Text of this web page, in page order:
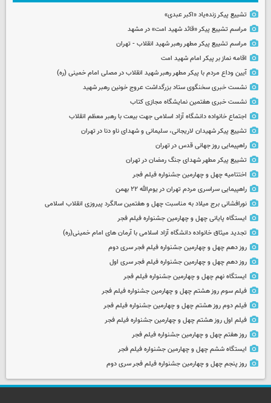
تشییع پیکر زنده‌یاد «اکبر عبدی»
مراسم تشییع پیکر «قائد شهید امت» در مشهد
مراسم تشییع پیکر مطهر رهبر شهید انقلاب - تهران
اقامه نماز بر پیکر امام شهید امت
آیین وداع مردم با پیکر مطهر رهبر شهید انقلاب در مصلی امام خمینی (ره)
نشست خبری سخنگوی ستاد بزرگداشت عروج خونین رهبر شهید
نشست خبری هفتمین نمایشگاه مجازی کتاب
اجتماع خانواده دانشگاه آزاد اسلامی جهت بیعت با رهبر معظم انقلاب
تشییع پیکر شهیدان لاریجانی، سلیمانی و شهدای ناو دنا در تهران
راهپیمایی روز جهانی قدس در تهران
تشییع پیکر مطهر شهدای جنگ رمضان در تهران
اختتامیه چهل و چهارمین جشنواره فیلم فجر
راهپیمایی سراسری مردم تهران در یوم‌الله ۲۲ بهمن
نورافشانی برج میلاد به مناسبت چهل‌ و هفتمین سالگرد پیروزی انقلاب اسلامی
ایستگاه پایانی چهل و چهارمین جشنواره فیلم فجر
تجدید میثاق خانواده دانشگاه آزاد اسلامی با آرمان های امام خمینی(ره)
روز دهم چهل و چهارمین جشنواره فیلم فجر سری دوم
روز دهم چهل و چهارمین جشنواره فیلم فجر سری اول
ایستگاه نهم چهل و چهارمین جشنواره فیلم فجر
فیلم سوم روز هشتم چهل و چهارمین جشنواره فیلم فجر
فیلم دوم روز هشتم چهل و چهارمین جشنواره فیلم فجر
فیلم اول روز هشتم چهل و چهارمین جشنواره فیلم فجر
روز هفتم چهل و چهارمین جشنواره فیلم فجر
ایستگاه ششم چهل و چهارمین جشنواره فیلم فجر
روز پنجم چهل و چهارمین جشنواره فیلم فجر سری دوم